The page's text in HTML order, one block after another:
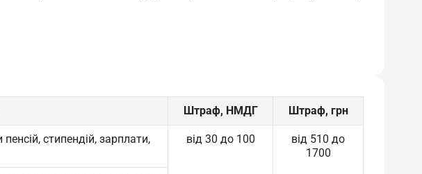
Штраф, НМДГ Штраф, грн
стипендій, зарплати,
від 30 до 100
від 510 до
1700